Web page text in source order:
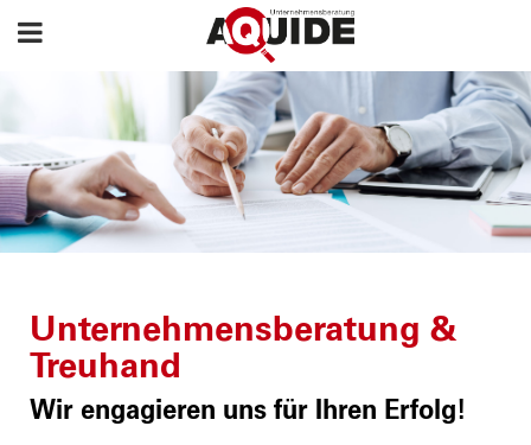
Unternehmensberatung &
Treuhand
Wir engagieren uns für Ihren Erfolg!